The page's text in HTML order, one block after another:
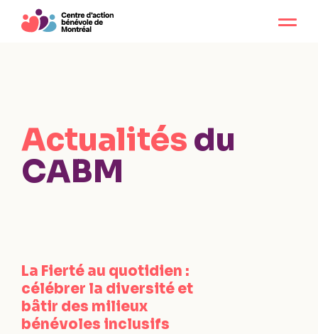
Actualitésdu
CABM
La Fierté au quotidien :
célébrer la diversité et
bâtir des milieux
bénévoles inclusifs